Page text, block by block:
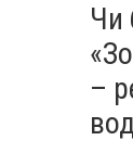
Чи
–